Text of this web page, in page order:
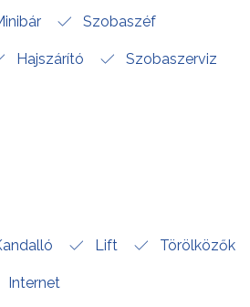
Szobaszéf
Hajszárító Szobaszerviz
Lift Törölközők
Internet